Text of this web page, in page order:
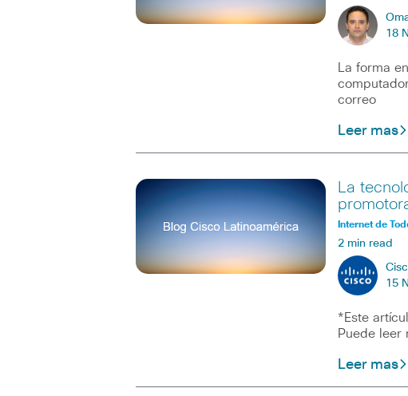
18
La forma
correo
Leer mas
La
Internet de
2 min read
15
*Este
Puede leer
Leer mas